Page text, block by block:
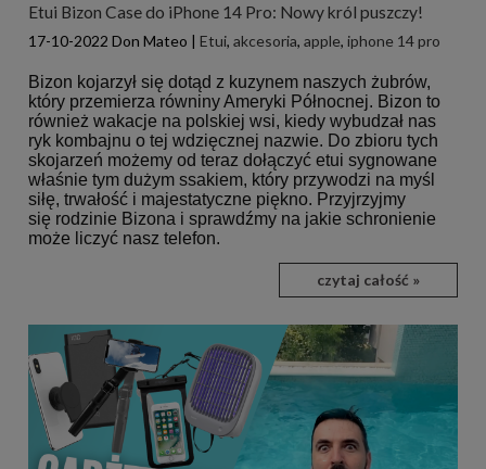
Etui Bizon Case do iPhone 14 Pro: Nowy król puszczy!
17-10-2022 Don Mateo | Etui, akcesoria, apple, iphone 14 pro
Bizon kojarzył się dotąd z kuzynem naszych żubrów,
który przemierza równiny Ameryki Północnej. Bizon to
również wakacje na polskiej wsi, kiedy wybudzał nas
ryk kombajnu o tej wdzięcznej nazwie. Do zbioru tych
skojarzeń możemy od teraz dołączyć etui sygnowane
właśnie tym dużym ssakiem, który przywodzi na myśl
siłę, trwałość i majestatyczne piękno. Przyjrzyjmy
się rodzinie Bizona i sprawdźmy na jakie schronienie
może liczyć nasz telefon.
czytaj całość »